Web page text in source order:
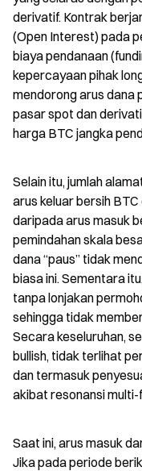
derivatif. Kontrak
(Open Interest) pada
biaya pendanaan
kepercayaan pihak
mendorong arus dana
pasar spot dan
harga BTC jangka
Selain itu, jumlah
arus keluar bersih
daripada arus masuk
pemindahan skala
dana “paus” tidak
biasa ini. Sementara
tanpa lonjakan
sehingga tidak
Secara keseluruhan,
bullish, tidak terlihat
dan termasuk
akibat resonansi
Saat ini, arus masuk
Jika pada periode